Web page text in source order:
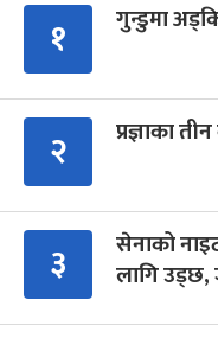
१ गुन्डुमा
२ प्रज्ञाका
३
सेनाको
लागि उड्छ,